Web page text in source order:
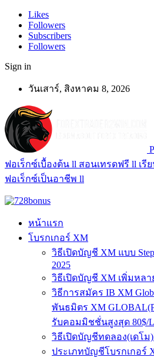
Likes
Followers
Subscribers
Followers
Sign in
วันเสาร์, สิงหาคม 8, 2026
ฟอเร็กซ์เบื้องต้น ll สอนเทรดฟรี ll เรี
ฟอเร็กซ์เป็นอาชีพ ll
หน้าแรก
โบรกเกอร์ XM
วิธีเปิดบัญชี XM แบบ
2025
วิธีเปิดบัญชี XM เพิ่มหล
วิธีการสมัคร IB XM
พันธมิตร XM
รับคอมมิชชั่นสูงสุด 80$/
วิธีเปิดบัญชีทดลอง(เดโม
ประเภทบัญชีโบรกเกอร์